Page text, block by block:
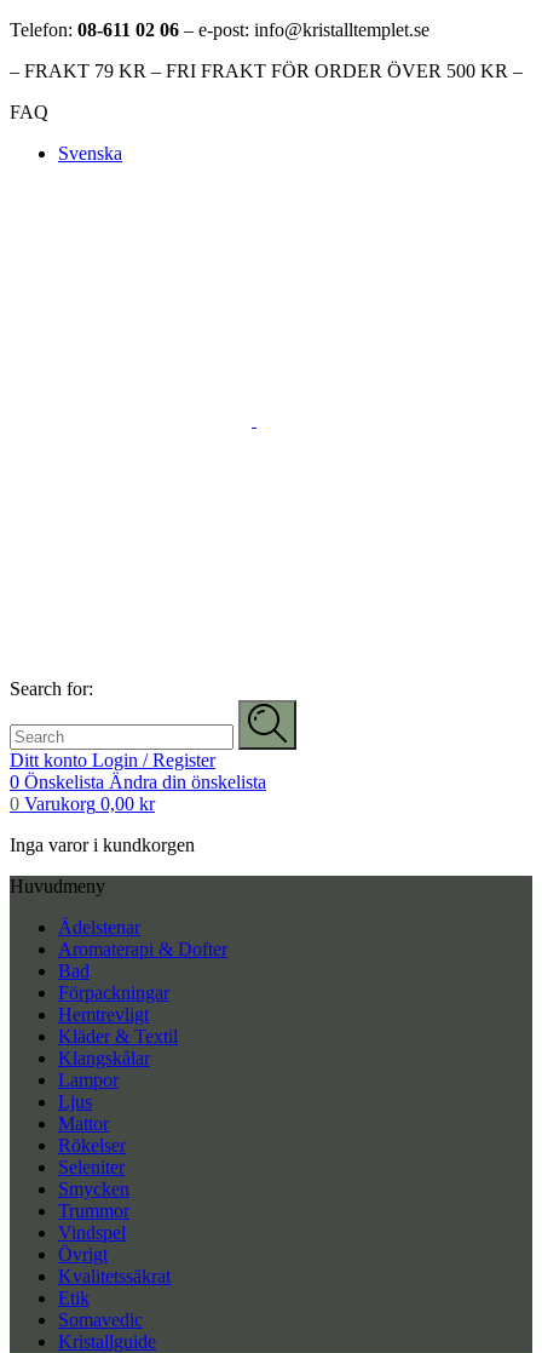
Telefon: 08-611 02 06 – e-post: info@kristalltemplet.se
– FRAKT 79 KR – FRI FRAKT FÖR ORDER ÖVER 500 KR –
FAQ
Svenska
Search for:
Ditt konto Login / Register
0 Önskelista Ändra din önskelista
0 Varukorg 0,00 kr
Inga varor i kundkorgen
Huvudmeny
Ädelstenar
Aromaterapi & Dofter
Bad
Förpackningar
Hemtrevligt
Kläder & Textil
Klangskålar
Lampor
Ljus
Mattor
Rökelser
Seleniter
Smycken
Trummor
Vindspel
Övrigt
Kvalitetssäkrat
Etik
Somavedic
Kristallguide